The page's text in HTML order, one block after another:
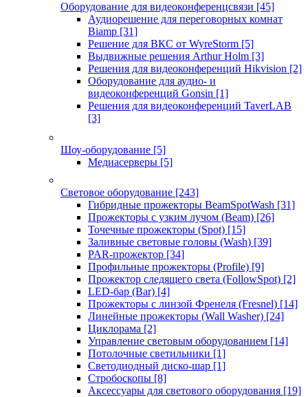
Оборудование для видеоконференцсвязи [45]
Аудиорешение для переговорных комнат
Biamp [31]
Решение для ВКС от WyreStorm [5]
Выдвижные решения Arthur Holm [3]
Решения для видеоконференций Hikvision [2]
Оборудование для аудио- и
видеоконференций Gonsin [1]
Решения для видеоконференций TaverLAB
[3]
Шоу-оборудование [5]
Медиасерверы [5]
Световое оборудование [243]
Гибридные прожекторы BeamSpotWash [31]
Прожекторы с узким лучом (Beam) [26]
Точечные прожекторы (Spot) [15]
Заливные световые головы (Wash) [39]
PAR-прожектор [34]
Профильные прожекторы (Profile) [9]
Прожектор следящего света (FollowSpot) [2]
LED-бар (Bar) [4]
Прожекторы с линзой Френеля (Fresnel) [14]
Линейные прожекторы (Wall Washer) [24]
Циклорама [2]
Управление световым оборудованием [14]
Потолочные светильники [1]
Светодиодный диско-шар [1]
Стробоскопы [8]
Аксессуары для светового оборудования [19]